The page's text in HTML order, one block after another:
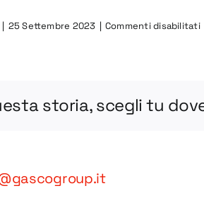
| 25 Settembre 2023 | Commenti disabilitatisu
storia, scegli tu